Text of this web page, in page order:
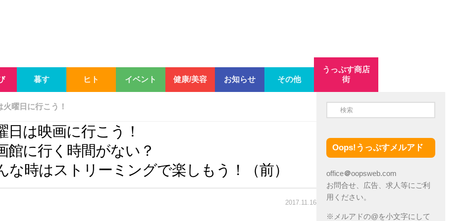
暮す ヒト イベント 健康/美容 お知らせ その他
うっぷす商店
街
火曜日に行こう！
日は映画に行こう！
館に行く時間がない？
な時はストリーミングで楽しもう！（前）
2017.11.16
Oops!うっぷすメルアド
office＠oopsweb.com
お問合せ、広告、求人等にご利
用ください。
※メルアドの@を小文字にして